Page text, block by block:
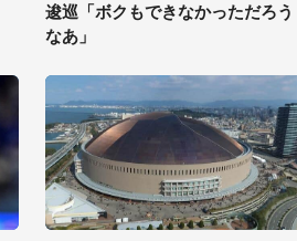
逡巡「ボクもできなかっただろう
なあ」